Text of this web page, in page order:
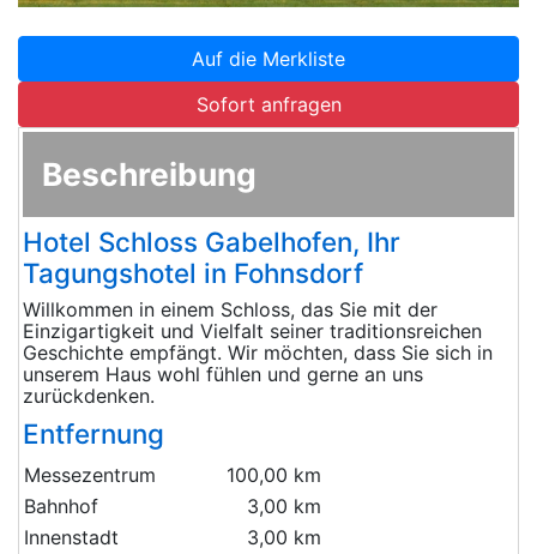
Auf die Merkliste
Sofort anfragen
Beschreibung
Hotel Schloss Gabelhofen, Ihr
Tagungshotel in Fohnsdorf
Willkommen in einem Schloss, das Sie mit der
Einzigartigkeit und Vielfalt seiner traditionsreichen
Geschichte empfängt. Wir möchten, dass Sie sich in
unserem Haus wohl fühlen und gerne an uns
zurückdenken.
Entfernung
Messezentrum
100,00 km
Bahnhof
3,00 km
Innenstadt
3,00 km